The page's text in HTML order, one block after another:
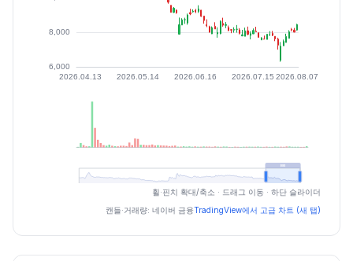
최근 구간 일별 OHLCV (스크린 리더용)
고가 저가 종가 등락률%거래량
2026.07.06
8140830079908170 0.37 46811
2026.07.07
8180843079908190 0.24 72486
휠·핀치 확대/축소 · 드래그 이동 · 하단 슬라이더
캔들·거래량: 네이버 금융TradingView에서 고급 차트 (새 탭)